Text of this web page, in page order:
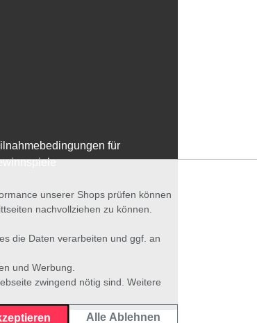
für
unserer Shops prüfen können
nachvollziehen zu können.
die Daten verarbeiten und ggf. an
und Werbung.
zwingend nötig sind. Weitere
Alle Ablehnen